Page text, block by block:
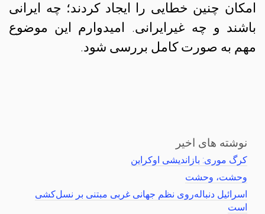
امکان چنین خطایی را ایجاد کردند؛ چه ایرانی
باشند و چه غیرایرانی. امیدوارم این موضوع
مهم به صورت کامل بررسی شود.
نوشته های اخیر
کرگ موری: بازاندیشی اوکراین
وحشت، وحشت
اسرائیل دنباله‌روی نظم جهانی غربی مبتنی بر نسل‌کشی
است